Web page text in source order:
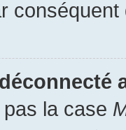
conséquent
la case